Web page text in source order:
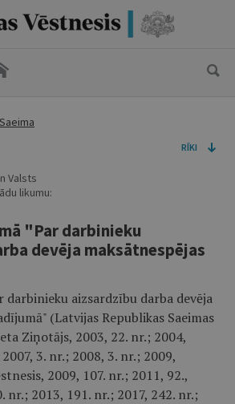
Saeima
RĪKI
Valsts
likumu:
"Par darbinieku
devēja maksātnespējas
aizsardzību darba devēja
(Latvijas Republikas Saeimas
Ziņotājs, 2003, 22. nr.; 2004,
3. nr.; 2008, 3. nr.; 2009,
2009, 107. nr.; 2011, 92.,
nr.; 2013, 191. nr.; 2017, 242. nr.;